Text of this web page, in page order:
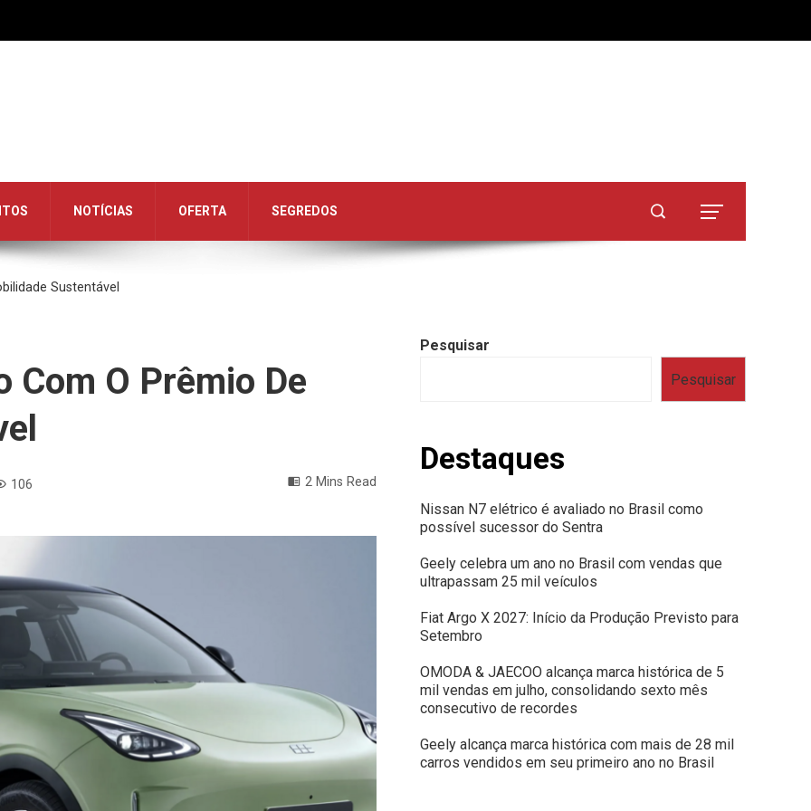
NOTÍCIAS OFERTA SEGREDOS
Sustentável
Com O Prêmio De
106 2 Mins Read
Pesquisar
Pesquisar
Destaques
Nissan N7 elétrico é avaliado no Brasil como
possível sucessor do Sentra
Geely celebra um ano no Brasil com vendas que
ultrapassam 25 mil veículos
Fiat Argo X 2027: Início da Produção Previsto para
Setembro
OMODA & JAECOO alcança marca histórica de 5
mil vendas em julho, consolidando sexto mês
consecutivo de recordes
Geely alcança marca histórica com mais de 28 mil
carros vendidos em seu primeiro ano no Brasil